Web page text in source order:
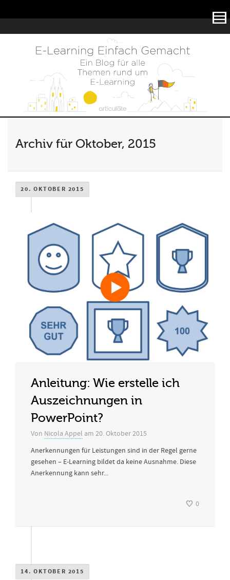
Archiv für Oktober, 2015
20. OKTOBER 2015
Anleitung: Wie erstelle ich
Auszeichnungen in
PowerPoint?
Von Nicola Appel am 20. Oktober 2015
Anerkennungen für Leistungen sind in der Regel gerne
gesehen – E-Learning bildet da keine Ausnahme. Diese
Anerkennung kann sehr...
0
14. OKTOBER 2015